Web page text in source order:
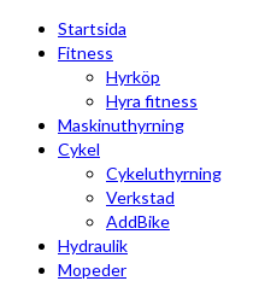
Startsida
Fitness
Hyrköp
Hyra fitness
Maskinuthyrning
Cykel
Cykeluthyrning
Verkstad
AddBike
Hydraulik
Mopeder